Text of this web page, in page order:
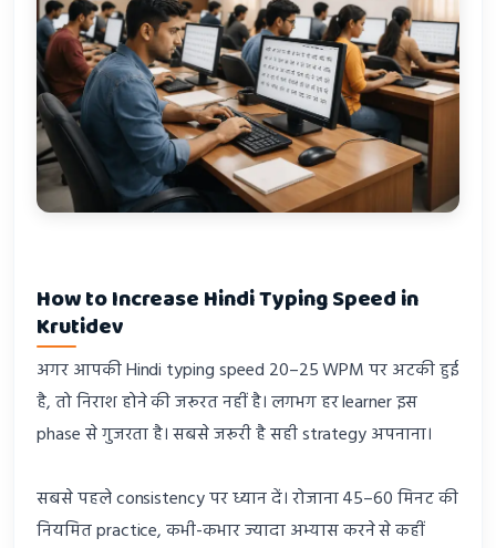
How to Increase Hindi Typing Speed in
Krutidev
अगर आपकी Hindi typing speed 20–25 WPM पर अटकी हुई
है, तो निराश होने की जरूरत नहीं है। लगभग हर learner इस
phase से गुजरता है। सबसे जरूरी है सही strategy अपनाना।
सबसे पहले consistency पर ध्यान दें। रोजाना 45–60 मिनट की
नियमित practice, कभी-कभार ज्यादा अभ्यास करने से कहीं